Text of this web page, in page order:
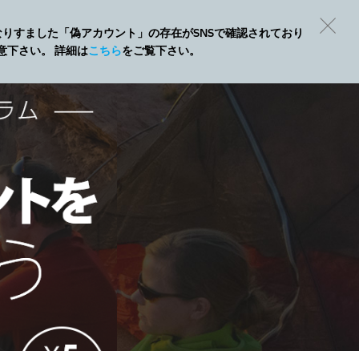
すました「偽アカウント」の存在がSNSで確認されており
下さい。 詳細はこちらをご覧下さい。